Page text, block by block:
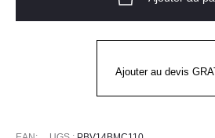
femme
Ajouter au devis